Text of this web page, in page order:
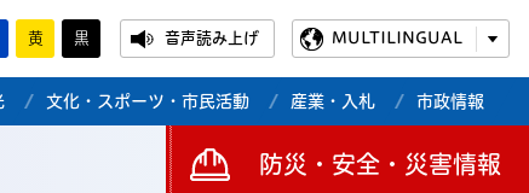
黄 黒 音声読み上げ MULTILINGUAL
文化・スポーツ・市民活動 産業・入札 市政情報
防災・安全・災害情報